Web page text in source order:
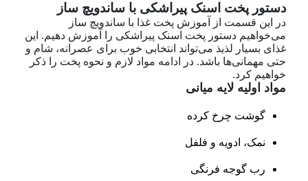
دستور پخت اسنک پیراشکی با ساندویچ ساز
در این قسمت از آموزش پخت غذا با ساندویچ ساز
می‌خواهیم دستور پخت اسنک پیراشکی را آموزش دهیم. این
غذای بسیار لذیذ می‌تواند انتخابی خوب برای عصرانه، شام و
حتی مهمانی‌ها باشد. در ادامه مواد لازم و نحوه پخت را ذکر
خواهیم کرد.
مواد اولیه لایه میانی
گوشت چرخ کرده
نمک، ادویه و فلفل
رب گوجه فرنگی